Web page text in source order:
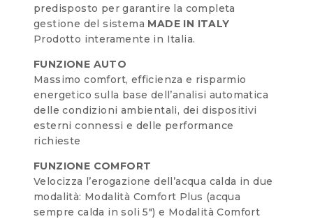
predisposto per garantire la completa
gestione del sistema MADE IN ITALY
Prodotto interamente in Italia.
FUNZIONE AUTO
Massimo comfort, efficienza e risparmio
energetico sulla base dell’analisi automatica
delle condizioni ambientali, dei dispositivi
esterni connessi e delle performance
richieste
FUNZIONE COMFORT
Velocizza l’erogazione dell’acqua calda in due
modalità: Modalità Comfort Plus (acqua
sempre calda in soli 5″) e Modalità Comfort